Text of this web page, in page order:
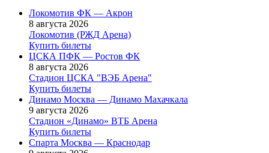
Локомотив ФК — Акрон
8 августа 2026
Локомотив (РЖД Арена)
Купить билеты
ЦСКА ПФК — Ростов ФК
8 августа 2026
Стадион ЦСКА "ВЭБ Арена"
Купить билеты
Динамо Москва — Динамо Махачкала
9 августа 2026
Стадион «Динамо» ВТБ Арена
Купить билеты
Спарта Москва — Краснодар